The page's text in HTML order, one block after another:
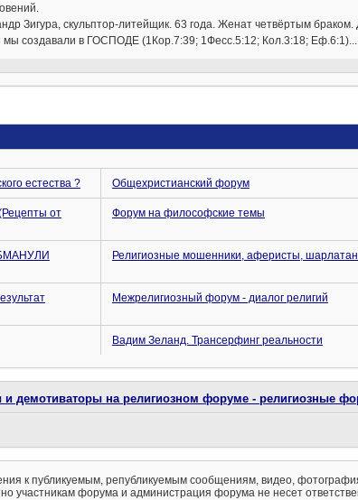
Зигура, скульптор-литейщик. 63 года. Женат четвёртым
мы создавали в ГОСПОДЕ (1Кор.7:39; 1Фесс.5:12; Кол.3:18; Еф.6:1)...
естества ? Общехристианский форум
от
Форум на философские темы
Религиозные мошенники, аферисты,
Межрелигиозный форум - диалог религий
Вадим Зеланд. Трансерфинг реальности
и демотиваторы на религиозном форуме - религиозные
к публикуемым, републикуемым сообщениям, видео,
участникам форума и администрация форума не несет